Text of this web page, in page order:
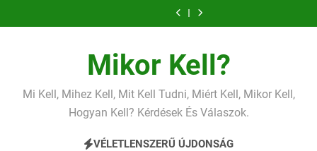
a
Mikor Kell?
Mi Kell, Mihez Kell, Mit Kell Tudni, Miért Kell, Mikor Kell,
Hogyan Kell? Kérdések És Válaszok.
VÉLETLENSZERŰ ÚJDONSÁG